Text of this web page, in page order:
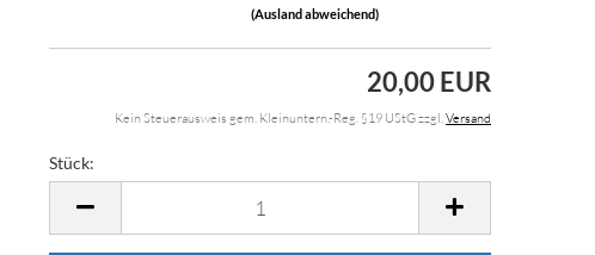
(Ausland abweichend)
20,00 EUR
Kein Steuerausweis gem. Kleinuntern.-Reg. §19 UStG zzgl.Versand
Stück:
Stück